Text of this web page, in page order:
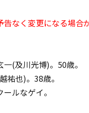
なく変更になる場合
(及川光博)。50歳。
祐也)。38歳。
ルなゲイ。